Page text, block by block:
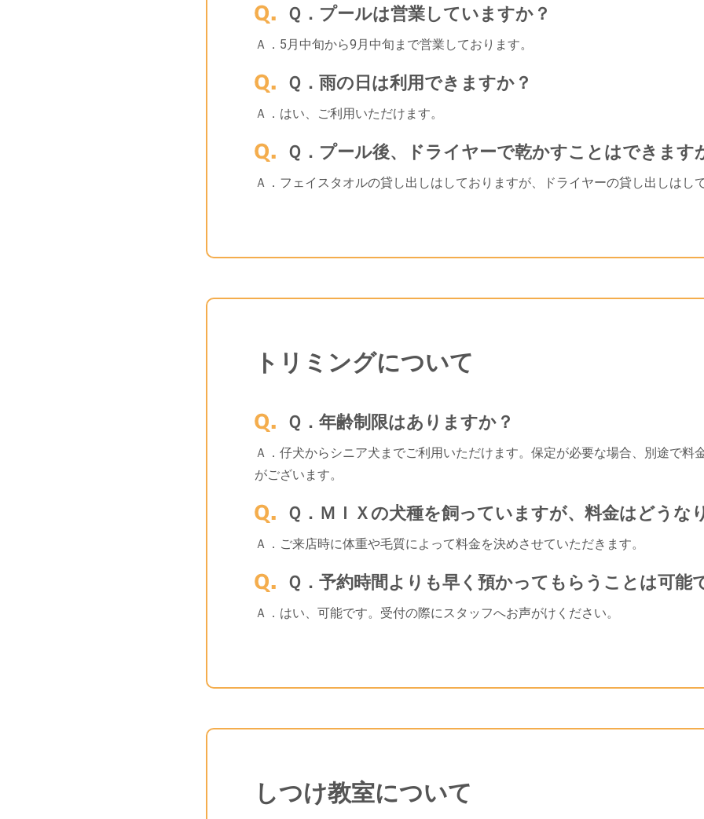
Ｑ．プールは営業していますか？
Ａ．5月中旬から9月中旬まで営業しております。
Ｑ．雨の日は利用できますか？
Ａ．はい、ご利用いただけます。
Ｑ．プール後、ドライヤーで乾かすことはできます
Ａ．フェイスタオルの貸し出しはしておりますが、ドライヤーの貸し出しはし
トリミングについて
Ｑ．年齢制限はありますか？
Ａ．仔犬からシニア犬までご利用いただけます。保定が必要な場合、別途で料
がございます。
Ｑ．ＭＩＸの犬種を飼っていますが、料金はどうな
Ａ．ご来店時に体重や毛質によって料金を決めさせていただきます。
Ｑ．予約時間よりも早く預かってもらうことは可能
Ａ．はい、可能です。受付の際にスタッフへお声がけください。
しつけ教室について